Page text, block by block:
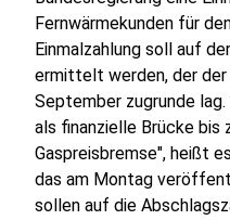
Fernwärmekunden für
Einmalzahlung soll auf
ermittelt werden, der der
September zugrunde
als finanzielle Brücke bis
Gaspreisbremse", heißt
das am Montag
sollen auf die